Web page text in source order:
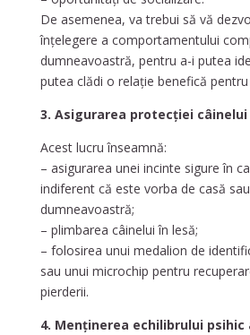
De asemenea, va trebui să vă
înțelegere a comportamentului
dumneavoastră, pentru a-i putea
putea clădi o relație benefică
3. Asigurarea protecției câinelui
Acest lucru înseamnă:
– asigurarea unei incinte sigure în
indiferent că este vorba de casă
dumneavoastră;
– plimbarea câinelui în lesă;
– folosirea unui medalion de
sau unui microchip pentru
pierderii.
4. Menținerea echilibrului psihic